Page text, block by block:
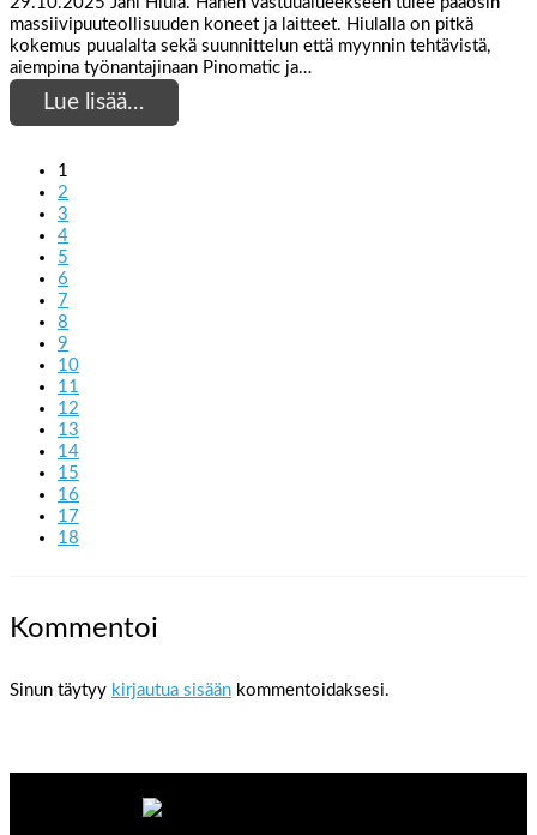
massiivipuuteollisuuden koneet ja laitteet. Hiulalla on pitkä
kokemus puualalta sekä suunnittelun että myynnin tehtävistä,
aiempina työnantajinaan Pinomatic ja…
Lue lisää…
1
2
3
4
5
6
7
8
9
10
11
12
13
14
15
16
17
18
Kommentoi
Sinun täytyy kirjautua sisään kommentoidaksesi.